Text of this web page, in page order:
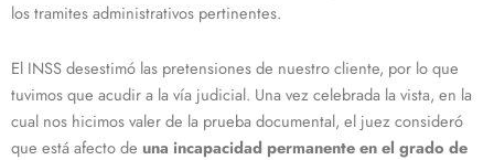
los tramites administrativos pertinentes.
El INSS desestimó las pretensiones de nuestro cliente, por lo que
tuvimos que acudir a la vía judicial. Una vez celebrada la vista, en la
cual nos hicimos valer de la prueba documental, el juez consideró
que está afecto de una incapacidad permanente en el grado de